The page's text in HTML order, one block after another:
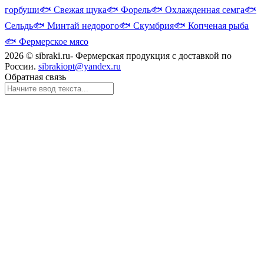
горбуши🐟 Свежая щука🐟 Форель🐟 Охлажденная семга🐟
Сельдь🐟 Минтай недорого🐟 Скумбрия🐟 Копченая рыба
🐟 Фермерское мясо
2026 © sibraki.ru- Фермерская продукция с доставкой по
России. sibrakiopt@yandex.ru
Обратная связь